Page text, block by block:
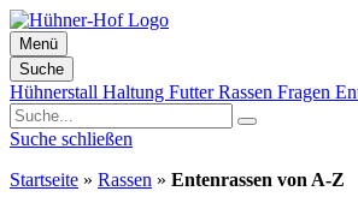
Menü
Suche
Zum
Inhalt
springen
Hühnerstall Haltung FutterRassen Fragen
Suche schließen
Startseite » Rassen » Entenrassen von A-Z